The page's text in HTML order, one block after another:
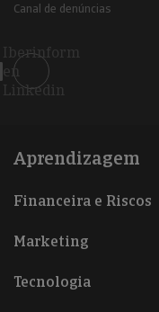
Canal de denúncias
Iberinform
en
Linkedin
Aprendizagem
Financeira e Riscos
Marketing
Tecnologia